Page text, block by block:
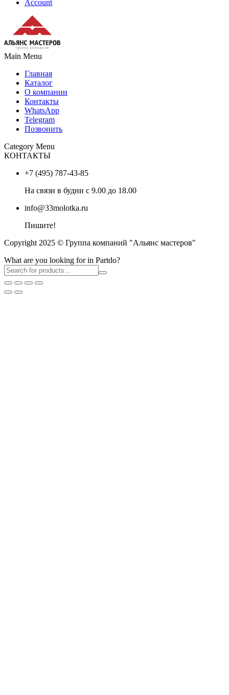
Account
Main Menu
Главная
Каталог
О компании
Контакты
WhatsApp
Telegram
Позвонить
Category Menu
КОНТАКТЫ
+7 (495) 787-43-85
На связи в будни с 9.00 до 18.00
info@33molotka.ru
Пишите!
Copyright 2025 © Группа компаний "Альянс мастеров"
What are you looking for in Partdo?